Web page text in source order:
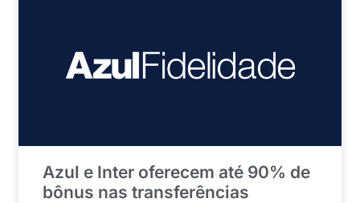
Azul e Inter oferecem até 90% de
bônus nas transferências